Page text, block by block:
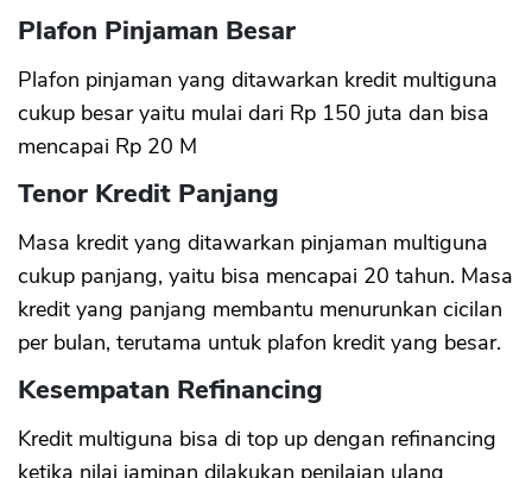
Plafon Pinjaman Besar
Plafon pinjaman yang ditawarkan kredit multiguna
cukup besar yaitu mulai dari Rp 150 juta dan bisa
mencapai Rp 20 M
Tenor Kredit Panjang
Masa kredit yang ditawarkan pinjaman multiguna
cukup panjang, yaitu bisa mencapai 20 tahun. Masa
kredit yang panjang membantu menurunkan cicilan
per bulan, terutama untuk plafon kredit yang besar.
Kesempatan Refinancing
Kredit multiguna bisa di top up dengan refinancing
ketika nilai jaminan dilakukan penilaian ulang